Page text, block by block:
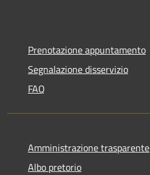
Prenotazione appuntamento
Segnalazione disservizio
FAQ
Amministrazione trasparente
Albo pretorio